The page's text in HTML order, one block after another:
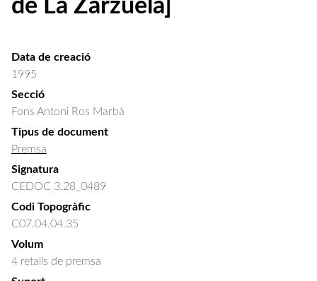
de La Zarzuela]
Data de creació
1995
Secció
Fons Antoni Ros Marbà
Tipus de document
Premsa
Signatura
CEDOC 3.28_0489
Codi Topogràfic
C07.04.04.35
Volum
4 retalls de premsa